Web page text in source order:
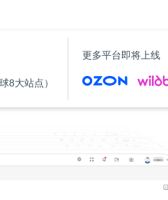
8大站点）
更多平台即将上线